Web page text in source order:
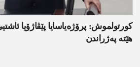
کورتولموش: پرۆژەیاسایا پێڤاژۆیا
هێتە پەژراندن